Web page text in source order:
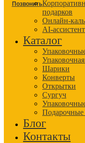
Позвонить
подарков
Онлайн-
AI-
Каталог
Шарики
Конверты
Открытки
Сургуч
Подарочные
Блог
Контакты